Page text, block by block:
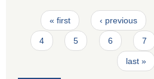
Pages
« first ‹ previous
4 5 6 7
last »